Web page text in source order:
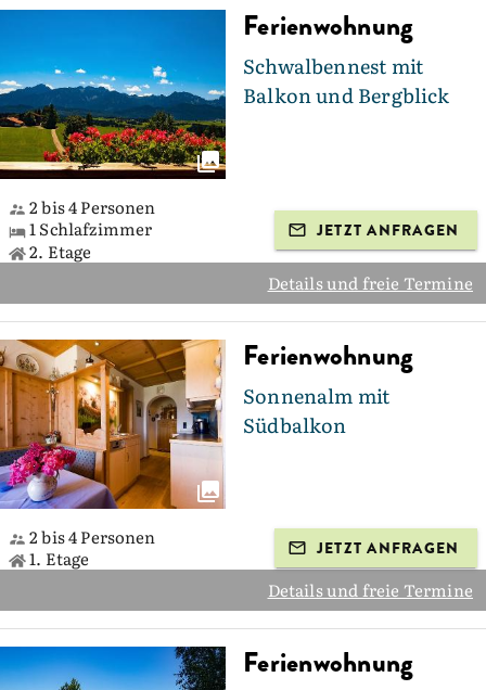
Ferienwohnung
Schwalbennest mit
Balkon und Bergblick
2 bis 4 Personen
1 Schlafzimmer
2. Etage
JETZT ANFRAGEN
Details und freie Termine
Ferienwohnung
Sonnenalm mit
Südbalkon
2 bis 4 Personen
1. Etage
JETZT ANFRAGEN
Details und freie Termine
Ferienwohnung